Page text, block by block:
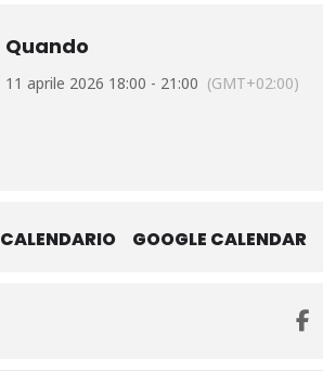
Quando
11 aprile 2026 18:00 - 21:00 (GMT+02:00)
CALENDARIO GOOGLE CALENDAR